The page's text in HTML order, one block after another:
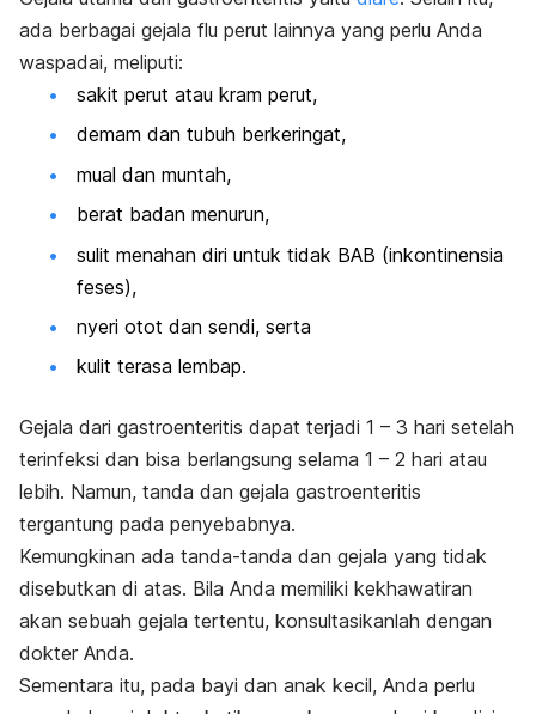
ada berbagai gejala flu perut lainnya yang perlu Anda
waspadai, meliputi:
sakit perut atau kram perut,
demam dan tubuh berkeringat,
mual dan muntah,
berat badan menurun,
sulit menahan diri untuk tidak BAB (inkontinensia
feses),
nyeri otot dan sendi, serta
kulit terasa lembap.
Gejala dari gastroenteritis dapat terjadi 1 – 3 hari setelah
terinfeksi dan bisa berlangsung selama 1 – 2 hari atau
lebih. Namun, tanda dan gejala gastroenteritis
tergantung pada penyebabnya.
Kemungkinan ada tanda-tanda dan gejala yang tidak
disebutkan di atas. Bila Anda memiliki kekhawatiran
akan sebuah gejala tertentu, konsultasikanlah dengan
dokter Anda.
Sementara itu, pada bayi dan anak kecil, Anda perlu